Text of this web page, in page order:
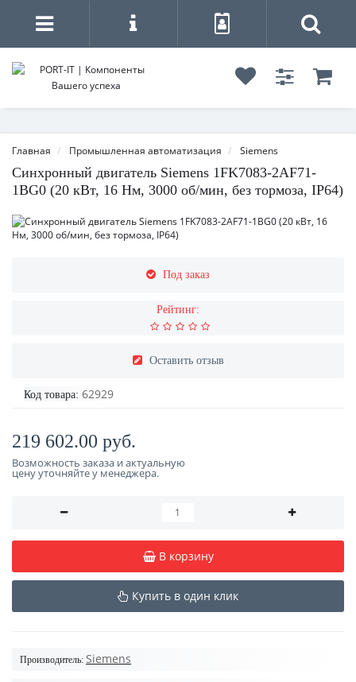
Главная Промышленная автоматизация Siemens
Синхронный двигатель Siemens 1FK7083-2AF71-
1BG0 (20 кВт, 16 Нм, 3000 об/мин, без тормоза, IP64)
Под заказ
Рейтинг:
Оставить отзыв
Код товара: 62929
219 602.00 руб.
Возможность заказа и актуальную
цену уточняйте у менеджера.
В корзину
Купить в один клик
Производитель: Siemens